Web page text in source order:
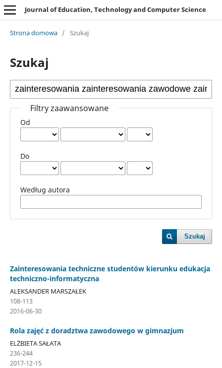
Journal of Education, Technology and Computer Science
Strona domowa / Szukaj
Szukaj
Filtry zaawansowane
Od
Do
Według autora
Szukaj
Zainteresowania techniczne studentów kierunku edukacja
techniczno-informatyczna
ALEKSANDER MARSZAŁEK
108-113
2016-06-30
Rola zajęć z doradztwa zawodowego w gimnazjum
ELŻBIETA SAŁATA
236-244
2017-12-15